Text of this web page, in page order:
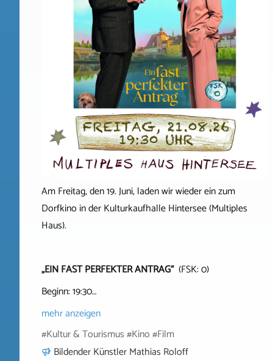
Am Freitag, den 19. Juni, laden wir wieder ein zum
Dorfkino in der Kulturkaufhalle Hintersee (Multiples
Haus).
„EIN FAST PERFEKTER ANTRAG“ (FSK: 0)
Beginn: 19:30…
mehr anzeigen
#Kultur & Tourismus #Kino #Film
Bildender Künstler Mathias Roloff